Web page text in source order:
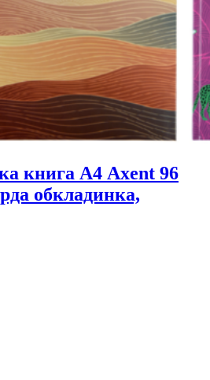
книга А4 Axent 96
обкладинка,